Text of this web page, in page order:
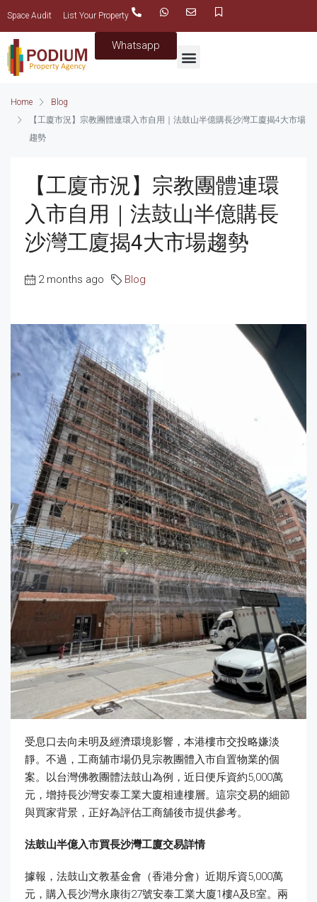
Space Audit List Your Property
Whatsapp
Home
Blog
【工廈市況】宗教團體連環入市自用｜法鼓山半億購長沙灣工廈揭4大市場
趨勢
【工廈市況】宗教團體連環
入市自用｜法鼓山半億購長
沙灣工廈揭4大市場趨勢
2 months ago Blog
受息口去向未明及經濟環境影響，本港樓市交投略嫌淡
靜。不過，工商舖市場仍見宗教團體入市自置物業的個
案。以台灣佛教團體法鼓山為例，近日便斥資約5,000萬
元，增持長沙灣安泰工業大廈相連樓層。這宗交易的細節
與買家背景，正好為評估工商舖後市提供參考。
法鼓山半億入市買長沙灣工廈交易詳情
據報，法鼓山文教基金會（香港分會）近期斥資5,000萬
元，購入長沙灣永康街27號安泰工業大廈1樓A及B室。兩